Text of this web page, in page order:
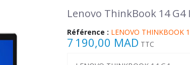
Lenovo ThinkBook 14 G4
Référence : LENOVO THINKBOOK
7 190,00 MAD TTC